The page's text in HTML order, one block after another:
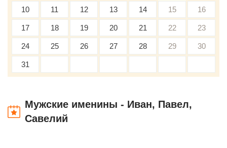
10 11 12 13 14 15 16
17 18 19 20 21 22 23
24 25 26 27 28 29 30
31
Мужские именины - Иван, Павел,
Савелий